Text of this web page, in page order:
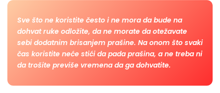
Sve što ne koristite često i ne mora da bude na
dohvat ruke odložite, da ne morate da otežavate
sebi dodatnim brisanjem prašine. Na onom što svaki
čas koristite neće stići da pada prašina, a ne treba ni
da trošite previše vremena da ga dohvatite.